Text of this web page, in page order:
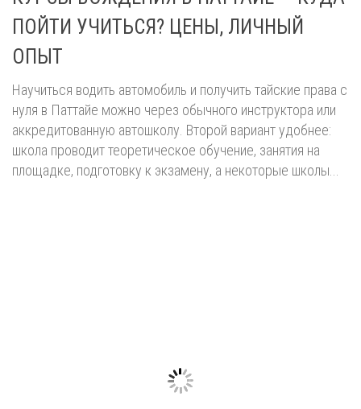
ПОЙТИ УЧИТЬСЯ? ЦЕНЫ, ЛИЧНЫЙ
ОПЫТ
Научиться водить автомобиль и получить тайские права с
нуля в Паттайе можно через обычного инструктора или
аккредитованную автошколу. Второй вариант удобнее:
школа проводит теоретическое обучение, занятия на
площадке, подготовку к экзамену, а некоторые школы...